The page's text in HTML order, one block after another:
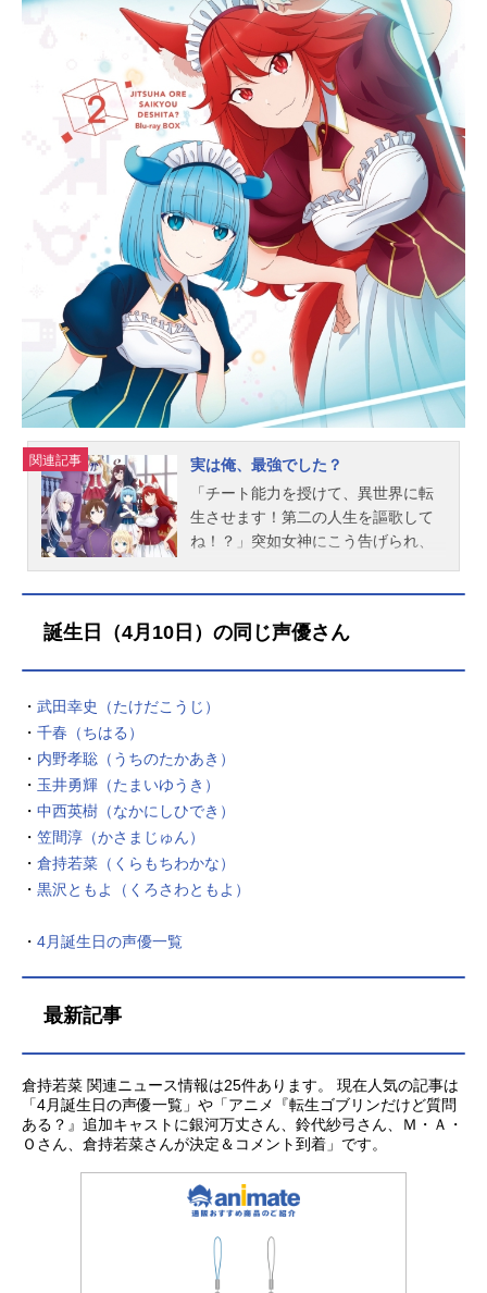
けてくるから……！いつもギリギリ
の距離感で誘惑してくるアリスと、
彼女のことが愛しいけれど手をつな
ぐことすら許されない坊ちゃん。二
人の純愛は、果たして実を結ぶの
か…!?作品名死神坊ちゃんと黒メイ
ド放送形態TVアニメスケジュール20
21年7月4日（日）～2021年9月19日
（日）TOKYOMX・読売テレビほか
話数全12話キャスト坊ちゃん：花江
夏樹アリス：真野あゆみロブ：大塚
芳忠ヴィオラ：水瀬いのりカフ：倉
持若菜ザイン：神谷浩史ウォルタ
ー：内田雄馬スタッフ原作：イノウ
エ（小学館「サンデーうぇぶり」連
載中）監督：山川吉樹シリーズ構
成：白根秀樹キャラクターデザイ
ン：桑波田満（SMDE）CGディレク
ター：鈴木勇介（SMDE）キャラク
ターモデルディレクター：畑野雄哉
（SMDE）美術監督：鈴木朗色彩設
計：木村美保撮影監督：福...
関連記事
実は俺、最強でした？
「チート能力を授けて、異世界に転
生させます！第⼆の人生を謳歌して
ね！？」突如女神にこう告げられ、
圧倒的な魔力と王族の地位を得た俺
た瞬間。あっさりと、遠くの森に捨
迎えた、俺の目の前に現れたのは、
とある勘違いから俺の従者になるフ
レイムフェンリルの「フレイ」と、
辺境伯の「ゴルド・ゼンフィス」だ
フィス家で何不自由なく育った俺
は、可愛い妹「シャル」をはじめ、
7月1日（土）～2023年9月30日
（土）テレビ朝日系列にて話数全12
話キャストハルト・ゼンフィス：村
﨑敦美フレイ：清水彩香リザ：倉持
若菜イリスフィア：小清水亜美ライ
アス・オルテアス：立花慎之介マリ
アンヌ・オル...
誕生日（4月10日）の同じ声優さん
・ 武田幸史（たけだこうじ）
・ 千春（ちはる）
・ 内野孝聡（うちのたかあき）
・ 玉井勇輝（たまいゆうき）
・ 中西英樹（なかにしひでき）
・ 笠間淳（かさまじゅん）
・ 倉持若菜（くらもちわかな）
・ 黒沢ともよ（くろさわともよ）
・ 4月誕生日の声優一覧
最新記事
倉持若菜 関連ニュース情報は25件あります。 現在人気の記事は
「4月誕生日の声優一覧」や「アニメ『転生ゴブリンだけど質問
ある？』追加キャストに銀河万丈さん、鈴代紗弓さん、Ｍ・Ａ・
Ｏさん、倉持若菜さんが決定＆コメント到着」です。